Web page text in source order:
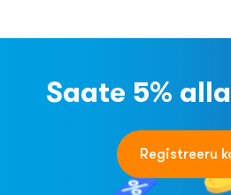
Saate 5%
Registreeru